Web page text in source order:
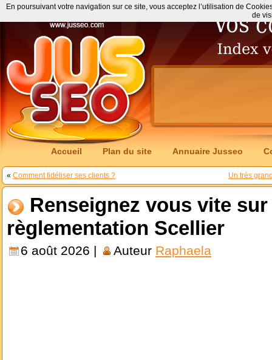
Accueil Plan du site Annuaire Jusseo
« Comment fidéliser ses clients ? Un très
Renseignez vous vite
règlementation Scellier
6 août 2026 | Auteur Raphaela
En poursuivant votre navigation sur ce site, vous acceptez l’utilisation de
de